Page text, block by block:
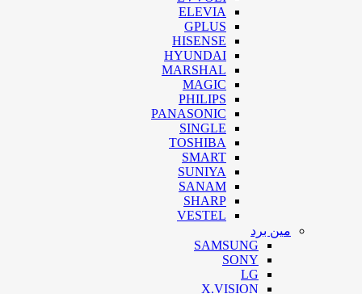
ELEVIA
GPLUS
HISENSE
HYUNDAI
MARSHAL
MAGIC
PHILIPS
PANASONIC
SINGLE
TOSHIBA
SMART
SUNIYA
SANAM
SHARP
VESTEL
مین برد
SAMSUNG
SONY
LG
X.VISION